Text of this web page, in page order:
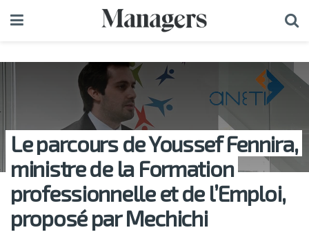
Le parcours de Youssef Fennira,
ministre de la Formation
professionnelle et de l’Emploi,
proposé par Mechichi